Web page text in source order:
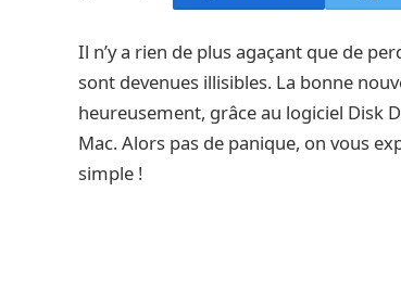
Il n’y a rien de plus agaçant que de
sont devenues illisibles. La bonne
heureusement, grâce au logiciel Disk
Mac. Alors pas de panique, on vous
simple !